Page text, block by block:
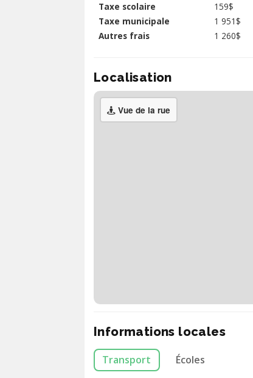
Taxe scolaire
159$
Taxe municipale
1 951$
Autres frais
1 260$
Localisation
Vue de la rue
Informations locales
Transport Écoles